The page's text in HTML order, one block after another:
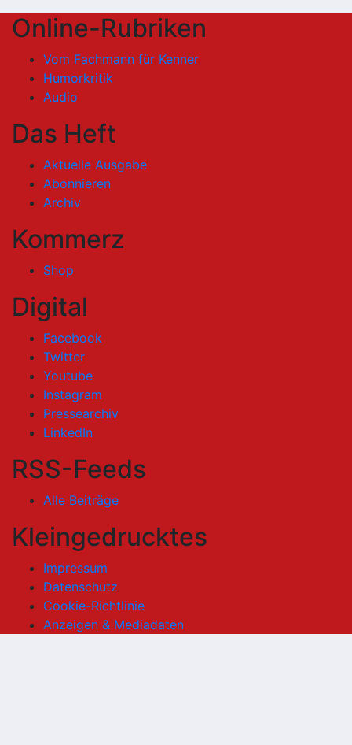
Online-Rubriken
Vom Fachmann für Kenner
Humorkritik
Audio
Das Heft
Aktuelle Ausgabe
Abonnieren
Archiv
Kommerz
Shop
Digital
Facebook
Twitter
Youtube
Instagram
Pressearchiv
LinkedIn
RSS-Feeds
Alle Beiträge
Kleingedrucktes
Impressum
Datenschutz
Cookie-Richtlinie
Anzeigen & Mediadaten